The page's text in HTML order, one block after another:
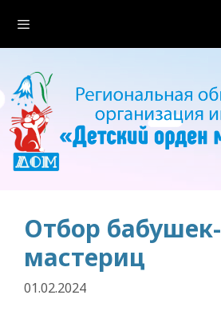
содержимому
Отбор бабушек-
мастериц
01.02.2024